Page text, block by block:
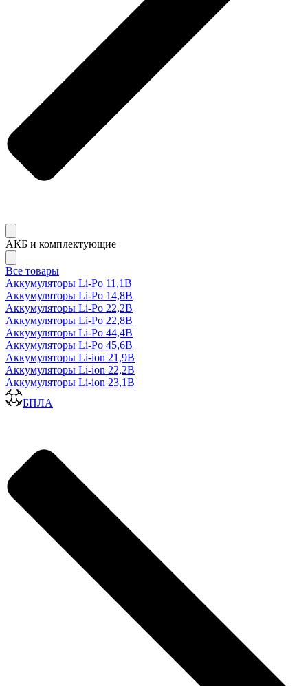
АКБ и комплектующие
Все товары
Аккумуляторы Li-Po 11,1В
Аккумуляторы Li-Po 14,8В
Аккумуляторы Li-Po 22,2В
Аккумуляторы Li-Po 22,8В
Аккумуляторы Li-Po 44,4В
Аккумуляторы Li-Po 45,6В
Аккумуляторы Li-ion 21,9В
Аккумуляторы Li-ion 22,2В
Аккумуляторы Li-ion 23,1В
БПЛА